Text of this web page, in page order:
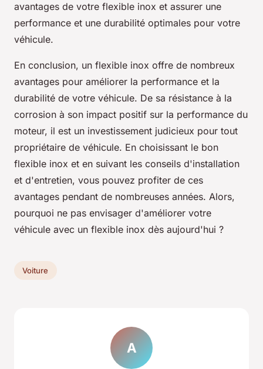
avantages de votre flexible inox et assurer une
performance et une durabilité optimales pour votre
véhicule.
En conclusion, un flexible inox offre de nombreux
avantages pour améliorer la performance et la
durabilité de votre véhicule. De sa résistance à la
corrosion à son impact positif sur la performance du
moteur, il est un investissement judicieux pour tout
propriétaire de véhicule. En choisissant le bon
flexible inox et en suivant les conseils d'installation
et d'entretien, vous pouvez profiter de ces
avantages pendant de nombreuses années. Alors,
pourquoi ne pas envisager d'améliorer votre
véhicule avec un flexible inox dès aujourd'hui ?
Voiture
A